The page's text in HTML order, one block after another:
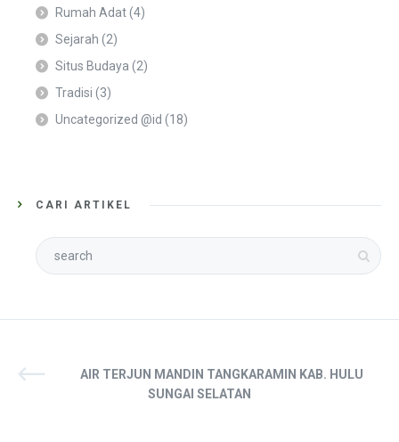
Rumah Adat(4)
Sejarah (2)
Situs Budaya (2)
Tradisi (3)
Uncategorized @id (18)
CARI ARTIKEL
AIR TERJUN MANDIN TANGKARAMIN KAB. HULU
SUNGAI SELATAN